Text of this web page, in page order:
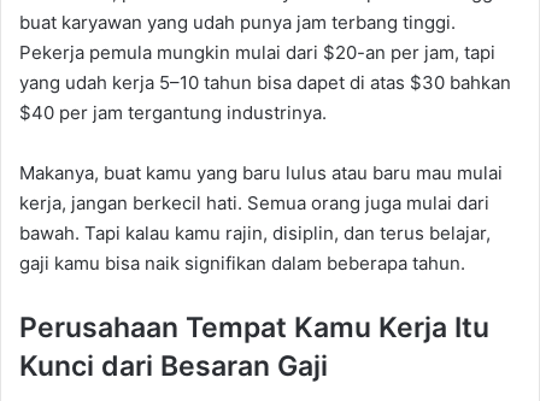
buat karyawan yang udah punya jam terbang tinggi.
Pekerja pemula mungkin mulai dari $20-an per jam, tapi
yang udah kerja 5–10 tahun bisa dapet di atas $30 bahkan
$40 per jam tergantung industrinya.
Makanya, buat kamu yang baru lulus atau baru mau mulai
kerja, jangan berkecil hati. Semua orang juga mulai dari
bawah. Tapi kalau kamu rajin, disiplin, dan terus belajar,
gaji kamu bisa naik signifikan dalam beberapa tahun.
Perusahaan Tempat Kamu Kerja Itu
Kunci dari Besaran Gaji